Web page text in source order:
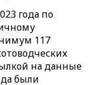
года по
117
на данные
были